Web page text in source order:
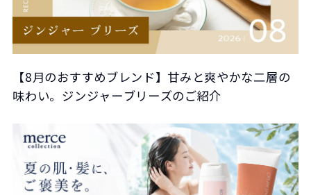
【8月のおすすめブレンド】甘みと爽やかな二層の
味わい。ジンジャーブリーズのご紹介